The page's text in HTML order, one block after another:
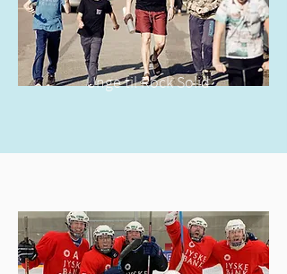
Unge til Rock Solid